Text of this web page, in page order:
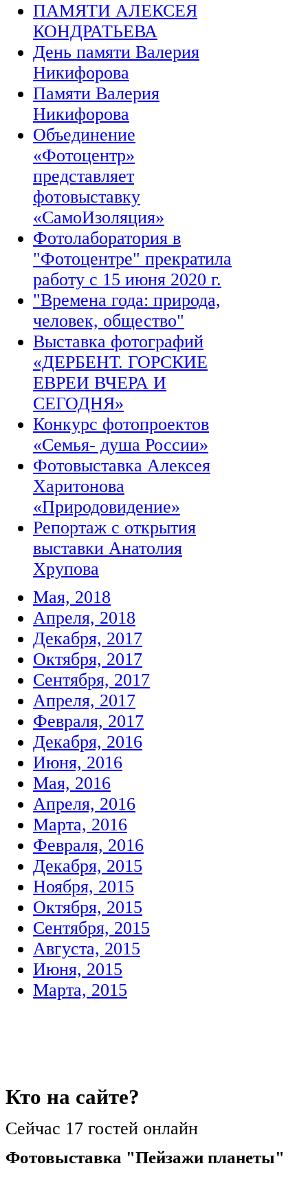
ПАМЯТИ АЛЕКСЕЯ
КОНДРАТЬЕВА
День памяти Валерия
Никифорова
Памяти Валерия
Никифорова
Объединение
«Фотоцентр»
представляет
фотовыставку
«СамоИзоляция»
Фотолаборатория в
"Фотоцентре" прекратила
работу с 15 июня 2020 г.
"Времена года: природа,
человек, общество"
Выставка фотографий
«ДЕРБЕНТ. ГОРСКИЕ
ЕВРЕИ ВЧЕРА И
СЕГОДНЯ»
Конкурс фотопроектов
«Семья- душа России»
Фотовыставка Алексея
Харитонова
«Природовидение»
Репортаж с открытия
выставки Анатолия
Хрупова
Мая, 2018
Апреля, 2018
Декабря, 2017
Октября, 2017
Сентября, 2017
Апреля, 2017
Февраля, 2017
Декабря, 2016
Июня, 2016
Мая, 2016
Апреля, 2016
Марта, 2016
Февраля, 2016
Декабря, 2015
Ноября, 2015
Октября, 2015
Сентября, 2015
Августа, 2015
Июня, 2015
Марта, 2015
Кто на сайте?
Сейчас 17 гостей онлайн
Фотовыставка "Пейзажи планеты"